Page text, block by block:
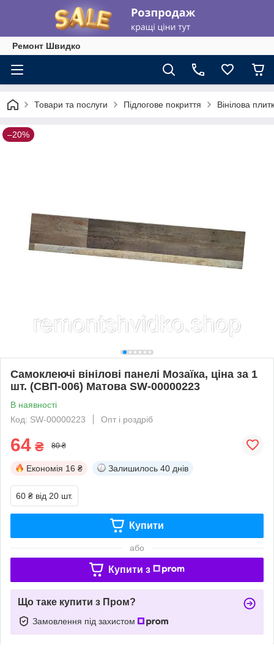
Ремонт Швидко
Товари та послуги Підлогове покриття Вінілова
–20%
Самоклеючі вінілові панелі Мозаїка, ціна за 1
шт. (СВП-006) Матова SW-00000223
В наявності
Код: SW-00000223
Опт і роздріб
64 ₴ 80 ₴
Економія 16 ₴ Залишилось 40 днів
60 ₴ від 20 шт.
Купити
або
Купити з
Що таке купити з Пром?
Замовлення під захистом